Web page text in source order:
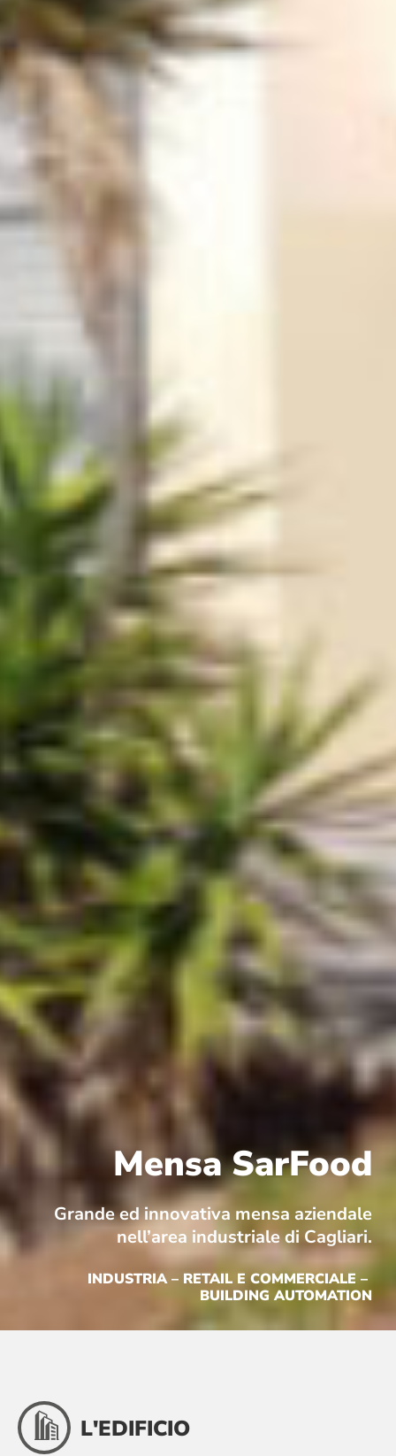
Mensa SarFood
Grande ed innovativa mensa aziendale
nell’area industriale di Cagliari.
INDUSTRIA– RETAIL E COMMERCIALE–
BUILDING AUTOMATION
L'EDIFICIO